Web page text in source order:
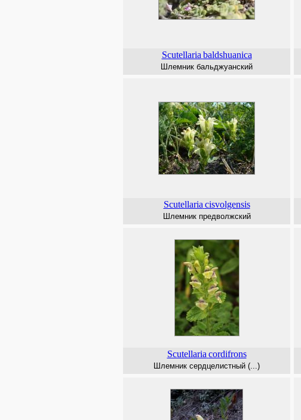
Scutellaria baldshuanica
Шлемник бальджуанский
Scutellaria cisvolgensis
Шлемник предволжский
Scutellaria cordifrons
Шлемник сердцелистный (...)